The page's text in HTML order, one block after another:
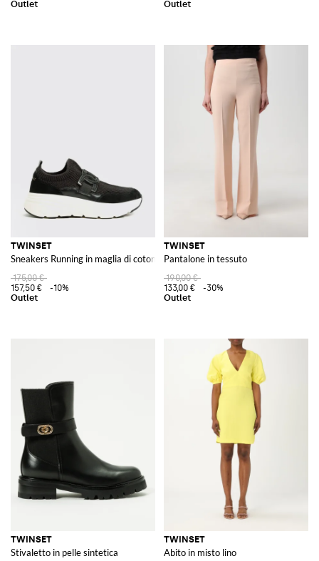
TWINSET
Sneakers Running in maglia di cotone a coste stretch
175,00 €
157,50 €
-10%
TWINSET
Pantalone in tessuto
190,00 €
133,00 €
-30%
TWINSET
Stivaletto in pelle sintetica
TWINSET
Abito in misto lino